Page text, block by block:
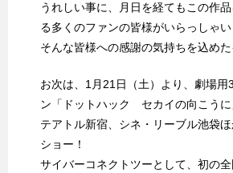
うれしい事に、月日を経てもこの作
る多くのファンの皆様がいらっしゃい
そんな皆様への感謝の気持ちを込めた
お次は、1月21日（土）より、劇場用
ン「ドットハック セカイの向こうに
テアトル新宿、シネ・リーブル池袋
ショー！
サイバーコネクトツーとして、初の